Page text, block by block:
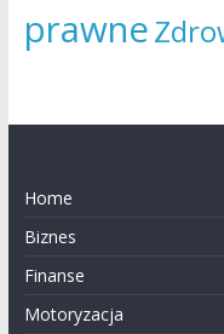
prawne
Home
Biznes
Finanse
Motoryzacja